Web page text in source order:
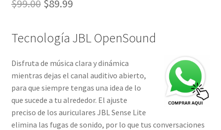
$99.00 El
original
era:
$99.00.
$89.99El
actual
$89.99.
Tecnología JBL OpenSound
Disfruta de música clara y dinámica
mientras dejas el canal auditivo abierto,
para que siempre tengas una idea de lo
que sucede a tu alrededor. El ajuste
preciso de los auriculares JBL Sense Lite
elimina las fugas de sonido, por lo que tus conversaciones